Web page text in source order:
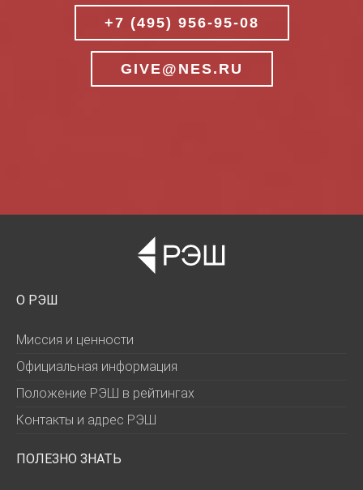
+7 (495) 956-95-08
GIVE@NES.RU
О РЭШ
Миссия и ценности
Официальная информация
Положение РЭШ в рейтингах
Контакты и адрес РЭШ
ПОЛЕЗНО ЗНАТЬ